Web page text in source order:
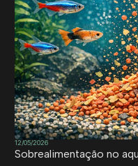
12/05/2026
Sobrealimentação no